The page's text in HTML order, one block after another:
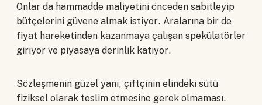
Onlar da hammadde maliyetini önceden sabitleyip
bütçelerini güvene almak istiyor. Aralarına bir de
fiyat hareketinden kazanmaya çalışan spekülatörler
giriyor ve piyasaya derinlik katıyor.
Sözleşmenin güzel yanı, çiftçinin elindeki sütü
fiziksel olarak teslim etmesine gerek olmaması.